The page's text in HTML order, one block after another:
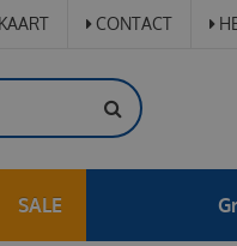
CONTACT
SALE